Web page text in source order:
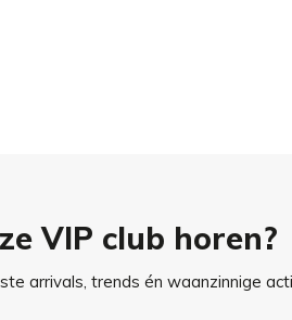
VIP club horen?
arrivals, trends én waanzinnige